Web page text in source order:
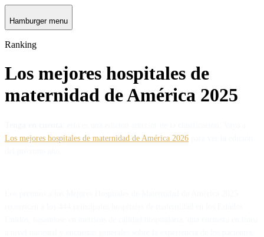
Hamburger menu
Ranking
Los mejores hospitales de
maternidad de América 2025
Los mejores hospitales de maternidad de América 2026